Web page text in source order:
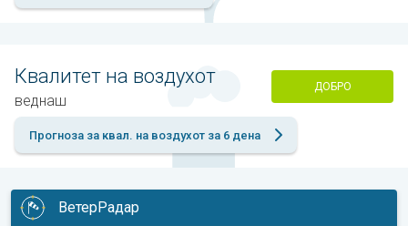
Квалитет на воздухот
веднаш
ДОБРО
Прогноза за квал. на воздухот за 6 дена
ВетерРадар